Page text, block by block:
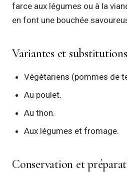
farce aux légumes ou à la
en font une bouchée
Variantes et substitutions
Végétariens (pommes de
Au poulet.
Au thon.
Aux légumes et fromage.
Conservation et